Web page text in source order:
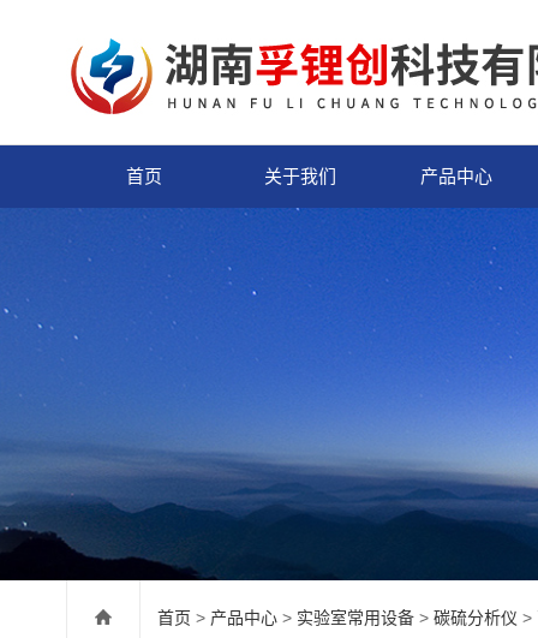
首页 关于我们 产品中心
首页 > 产品中心 > 实验室常用设备 > 碳硫分析仪 >